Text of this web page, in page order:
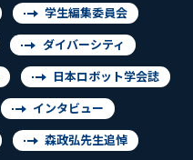
学生編集委員会
ダイバーシティ
日本ロボット学会誌
インタビュー
森政弘先生追悼